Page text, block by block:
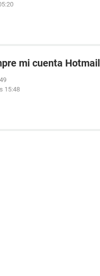
mi cuenta Hotmail
15:48